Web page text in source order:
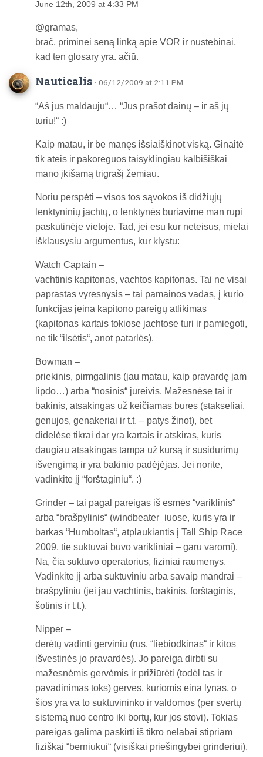
June 12th, 2009 at 4:33 PM
@gramas,
brač, priminei seną linką apie VOR ir nustebinai,
kad ten glosary yra. ačiū.
Nauticalis · 06/12/2009 at 2:11 PM
“Aš jūs maldauju“… “Jūs prašot dainų – ir aš jų
turiu!“ :)
Kaip matau, ir be manęs išsiaiškinot viską. Ginaitė
tik ateis ir pakoreguos taisyklingiau kalbišiškai
mano įkišamą trigrašį žemiau.
Noriu perspėti – visos tos sąvokos iš didžiųjų
lenktyninių jachtų, o lenktynės buriavime man rūpi
paskutinėje vietoje. Tad, jei esu kur neteisus, mielai
išklausysiu argumentus, kur klystu:
Watch Captain –
vachtinis kapitonas, vachtos kapitonas. Tai ne visai
paprastas vyresnysis – tai pamainos vadas, į kurio
funkcijas įeina kapitono pareigų atlikimas
(kapitonas kartais tokiose jachtose turi ir pamiegoti,
ne tik “ilsėtis“, anot patarlės).
Bowman –
priekinis, pirmgalinis (jau matau, kaip pravardę jam
lipdo…) arba “nosinis“ jūreivis. Mažesnėse tai ir
bakinis, atsakingas už keičiamas bures (stakseliai,
genujos, genakeriai ir t.t. – patys žinot), bet
didelėse tikrai dar yra kartais ir atskiras, kuris
daugiau atsakingas tampa už kursą ir susidūrimų
išvengimą ir yra bakinio padėjėjas. Jei norite,
vadinkite jį “forštaginiu“. :)
Grinder – tai pagal pareigas iš esmės “variklinis“
arba “brašpylinis“ (windbeater_iuose, kuris yra ir
barkas “Humboltas“, atplaukiantis į Tall Ship Race
2009, tie suktuvai buvo varikliniai – garu varomi).
Na, čia suktuvo operatorius, fiziniai raumenys.
Vadinkite jį arba suktuviniu arba savaip mandrai –
brašpyliniu (jei jau vachtinis, bakinis, forštaginis,
šotinis ir t.t.).
Nipper –
derėtų vadinti gerviniu (rus. “liebiodkinas“ ir kitos
išvestinės jo pravardės). Jo pareiga dirbti su
mažesnėmis gervėmis ir prižiūrėti (todėl tas ir
pavadinimas toks) gerves, kuriomis eina lynas, o
šios yra va to suktuvininko ir valdomos (per svertų
sistemą nuo centro iki bortų, kur jos stovi). Tokias
pareigas galima paskirti iš tikro nelabai stipriam
fiziškai “berniukui“ (visiškai priešingybei grinderiui),